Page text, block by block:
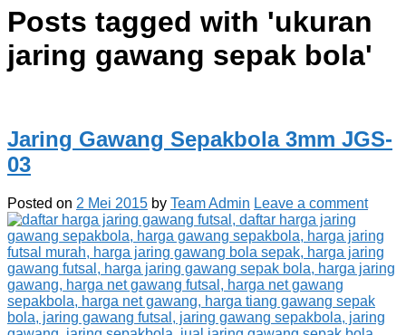
Posts tagged with 'ukuran
jaring gawang sepak bola'
Jaring Gawang Sepakbola 3mm JGS-
03
Posted on 2 Mei 2015 by Team Admin Leave a comment